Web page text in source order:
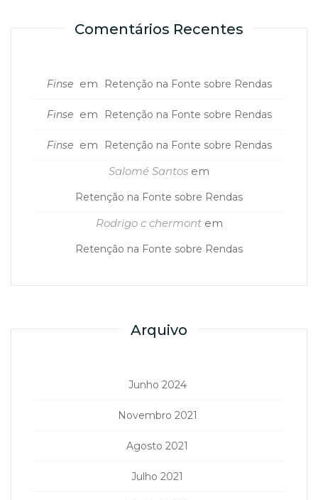
Comentários Recentes
Finse em Retenção na Fonte sobre Rendas
Finse em Retenção na Fonte sobre Rendas
Finse em Retenção na Fonte sobre Rendas
Salomé Santos em
Retenção na Fonte sobre Rendas
Rodrigo c chermontem
Retenção na Fonte sobre Rendas
Arquivo
Junho 2024
Novembro 2021
Agosto 2021
Julho 2021